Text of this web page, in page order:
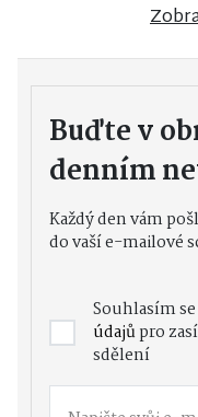
Buďte v
denním
Každý den vám
do vaší e-mailové
Souhlasím se
údajůpro
sdělení